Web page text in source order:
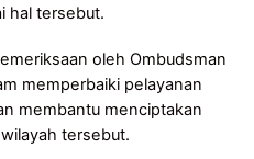
hal tersebut.
oleh Ombudsman
memperbaiki pelayanan
membantu menciptakan
tersebut.